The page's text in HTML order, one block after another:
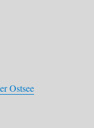
Ostsee